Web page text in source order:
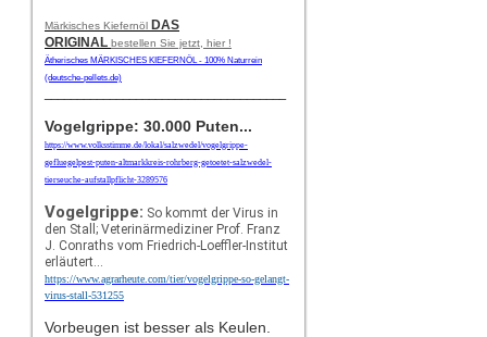
Märkisches Kiefernöl DAS
ORIGINAL bestellen Sie jetzt, hier !
Ätherisches MÄRKISCHES KIEFERNÖL - 100% Naturrein
(deutsche-pellets.de)
Vogelgrippe: 30.000 Puten...
https://www.volksstimme.de/lokal/salzwedel/vogelgrippe-
gefluegelpest-puten-altmarkkreis-rohrberg-getoetet-salzwedel-
tierseuche-aufstallpflicht-3289576
Vogelgrippe: So kommt der Virus in
den Stall; Veterinärmediziner Prof. Franz
J. Conraths vom Friedrich-Loeffler-Institut
erläutert...
https://www.agrarheute.com/tier/vogelgrippe-so-gelangt-
virus-stall-531255
Vorbeugen ist besser als Keulen.